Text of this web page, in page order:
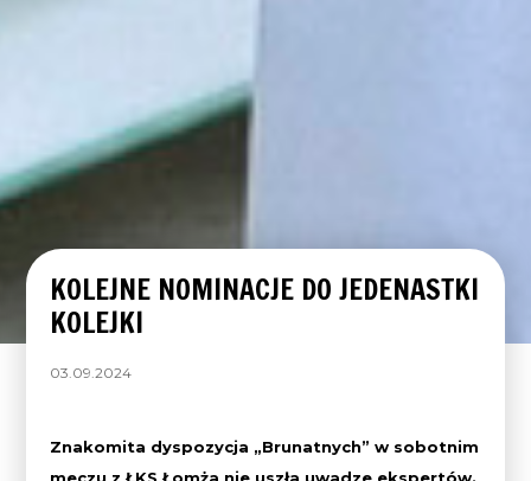
KOLEJNE NOMINACJE DO JEDENASTKI
KOLEJKI
03.09.2024
Znakomita dyspozycja „Brunatnych” w sobotnim